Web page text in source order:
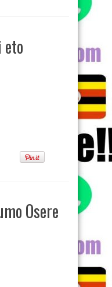
Osere